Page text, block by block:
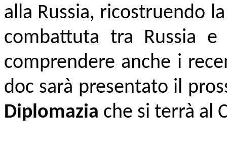
alla Russia, ricostruendo
combattuta tra Russia
comprendere anche i
doc sarà presentato il
Diplomazia che si terrà al